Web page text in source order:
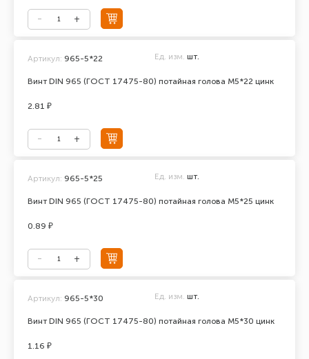
Винт DIN 965 (ГОСТ 17475-80) потайная голова М5*22 цинк
Артикул: 965-5*22 Ед. изм. шт.
2.81 ₽
Винт DIN 965 (ГОСТ 17475-80) потайная голова М5*25 цинк
Артикул: 965-5*25 Ед. изм. шт.
0.89 ₽
Винт DIN 965 (ГОСТ 17475-80) потайная голова М5*30 цинк
Артикул: 965-5*30 Ед. изм. шт.
1.16 ₽